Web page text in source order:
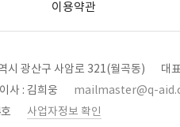
이용약관
시 광산구 사암로 321(월곡동)
대
사 : 김희웅
mailmaster@q-
사업자정보 확인